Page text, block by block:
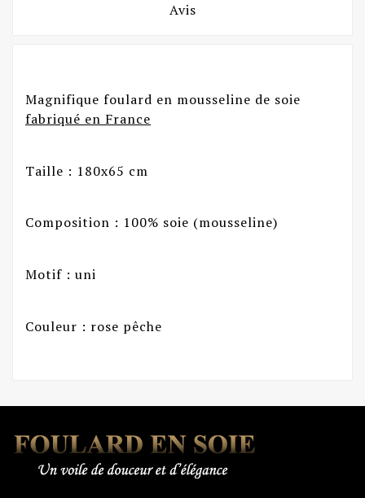
Avis
Magnifique foulard en mousseline de soie
fabriqué en France
Taille : 180x65 cm
Composition : 100% soie (mousseline)
Motif : uni
Couleur : rose pêche